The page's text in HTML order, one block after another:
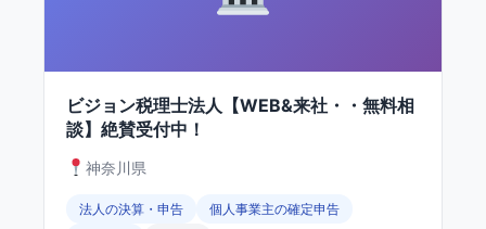
ビジョン税理士法人【WEB&来社・・無料相
談】絶賛受付中！
神奈川県
法人の決算・申告
個人事業主の確定申告